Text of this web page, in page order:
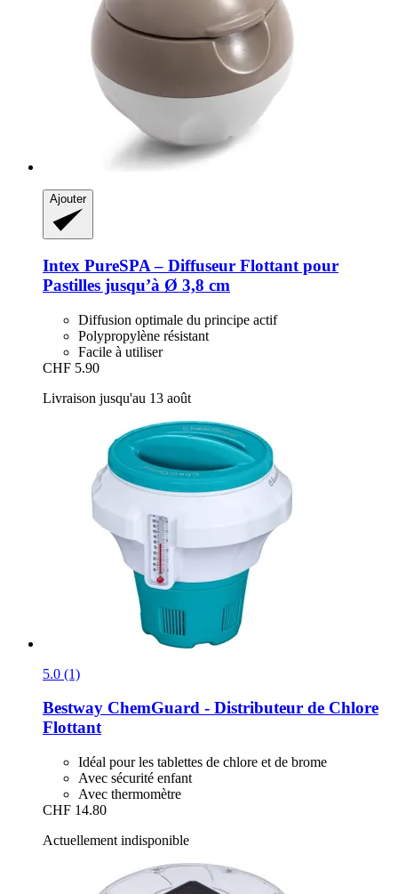
Ajouter
Intex PureSPA – Diffuseur Flottant pour
Pastilles jusqu’à Ø 3,8 cm
Diffusion optimale du principe actif
Polypropylène résistant
Facile à utiliser
CHF 5.90
Livraison jusqu'au 13 août
5.0 (1)
Bestway ChemGuard -​ Distributeur de Chlore
Flottant
Idéal pour les tablettes de chlore et de brome
Avec sécurité enfant
Avec thermomètre
CHF 14.80
Actuellement indisponible